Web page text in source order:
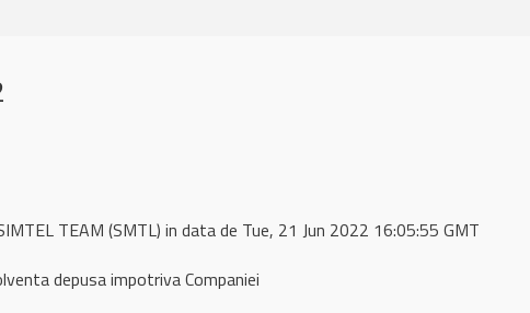
TEAM (SMTL) in data de Tue, 21 Jun 2022 16:05:55 GMT
depusa impotriva Companiei